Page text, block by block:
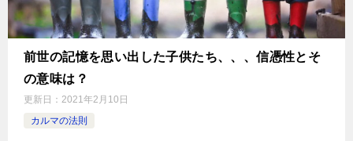
前世の記憶を思い出した子供たち、、、信憑性とそ
の意味は？
更新日： 2021年2月10日
カルマの法則